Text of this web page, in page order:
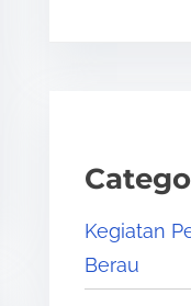
Kegiatan
Berau